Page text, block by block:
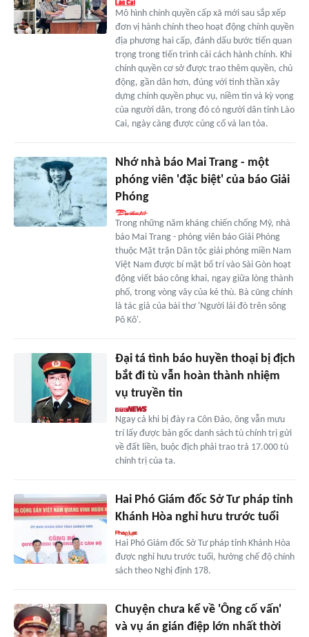
Mô hình chính quyền cấp xã mới sau sắp xếp
đơn vị hành chính theo hoạt động chính quyền
địa phương hai cấp, đánh dấu bước tiến quan
trọng trong tiến trình cải cách hành chính. Khi
chính quyền cơ sở được trao thêm quyền, chủ
động, gần dân hơn, đúng với tinh thần xây
dựng chính quyền phục vụ, niềm tin và kỳ vọng
của người dân, trong đó có người dân tỉnh Lào
Cai, ngày càng được củng cố và lan tỏa.
Nhớ nhà báo Mai Trang - một
phóng viên 'đặc biệt' của báo Giải
Phóng
Trong những năm kháng chiến chống Mỹ, nhà
báo Mai Trang - phóng viên báo Giải Phóng
thuộc Mặt trận Dân tộc giải phóng miền Nam
Việt Nam được bí mật bố trí vào Sài Gòn hoạt
động viết báo công khai, ngay giữa lòng thành
phố, trong vòng vây của kẻ thù. Bà cũng chính
là tác giả của bài thơ 'Người lái đò trên sông
Pô Kô'.
Đại tá tình báo huyền thoại bị địch
bắt đi tù vẫn hoàn thành nhiệm
vụ truyền tin
Ngay cả khi bị đày ra Côn Đảo, ông vẫn mưu
trí lấy được bản gốc danh sách tù chính trị gửi
về đất liền, buộc địch phải trao trả 17.000 tù
chính trị của ta.
Hai Phó Giám đốc Sở Tư pháp tỉnh
Khánh Hòa nghỉ hưu trước tuổi
Hai Phó Giám đốc Sở Tư pháp tỉnh Khánh Hòa
được nghỉ hưu trước tuổi, hưởng chế độ chính
sách theo Nghị định 178.
Chuyện chưa kể về 'Ông cố vấn'
và vụ án gián điệp lớn nhất thời